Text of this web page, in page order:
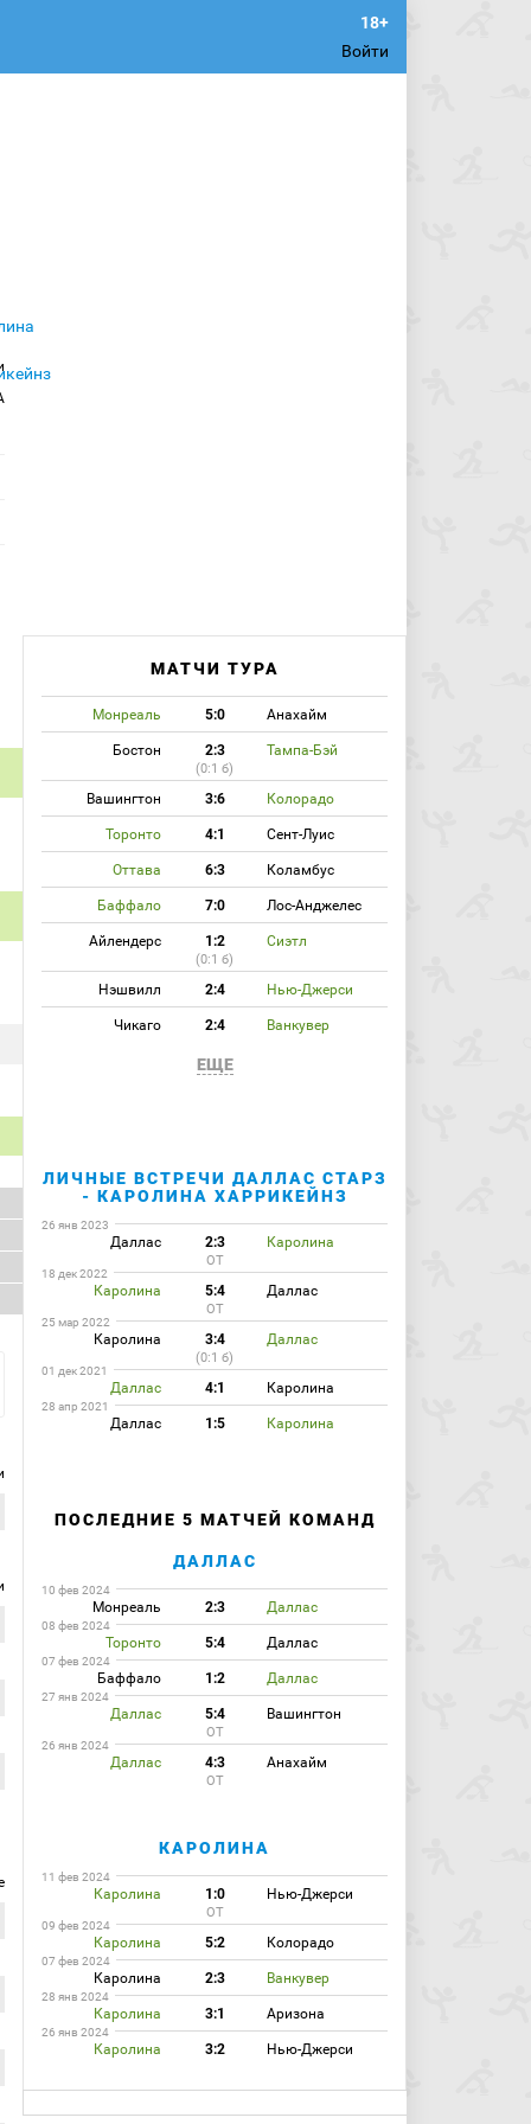
Войти
МАТЧИ ТУРА
Монреаль 5:0 Анахайм
Бостон 2:3 Тампа-Бэй
(0:1 б)
Вашингтон 3:6 Колорадо
Торонто 4:1 Сент-Луис
Оттава 6:3 Коламбус
Баффало 7:0 Лос-Анджелес
Айлендерс 1:2 Сиэтл
(0:1 б)
Нэшвилл 2:4 Нью-Джерси
Чикаго 2:4 Ванкувер
ЕЩЕ
ЛИЧНЫЕ ВСТРЕЧИ ДАЛЛАС СТАРЗ
- КАРОЛИНА ХАРРИКЕЙНЗ
26 янв 2023
Даллас 2:3 Каролина
ОТ
18 дек 2022
Каролина 5:4 Даллас
ОТ
25 мар 2022
Каролина 3:4 Даллас
(0:1 б)
01 дек 2021
Даллас 4:1 Каролина
28 апр 2021
Даллас 1:5 Каролина
ПОСЛЕДНИЕ 5 МАТЧЕЙ КОМАНД
ДАЛЛАС
10 фев 2024
Монреаль 2:3 Даллас
08 фев 2024
Торонто 5:4 Даллас
07 фев 2024
Баффало 1:2 Даллас
27 янв 2024
Даллас 5:4 Вашингтон
ОТ
26 янв 2024
Даллас 4:3 Анахайм
ОТ
КАРОЛИНА
11 фев 2024
Каролина 1:0 Нью-Джерси
ОТ
09 фев 2024
Каролина 5:2 Колорадо
07 фев 2024
Каролина 2:3 Ванкувер
28 янв 2024
Каролина 3:1 Аризона
26 янв 2024
Каролина 3:2 Нью-Джерси